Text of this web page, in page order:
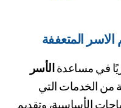
المتعففة
في مساعدة
الأسر
، من خلال تقديم مجموعة من الخدمات التي